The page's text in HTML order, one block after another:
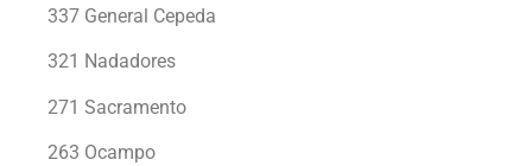
337 General Cepeda
321 Nadadores
271 Sacramento
263 Ocampo